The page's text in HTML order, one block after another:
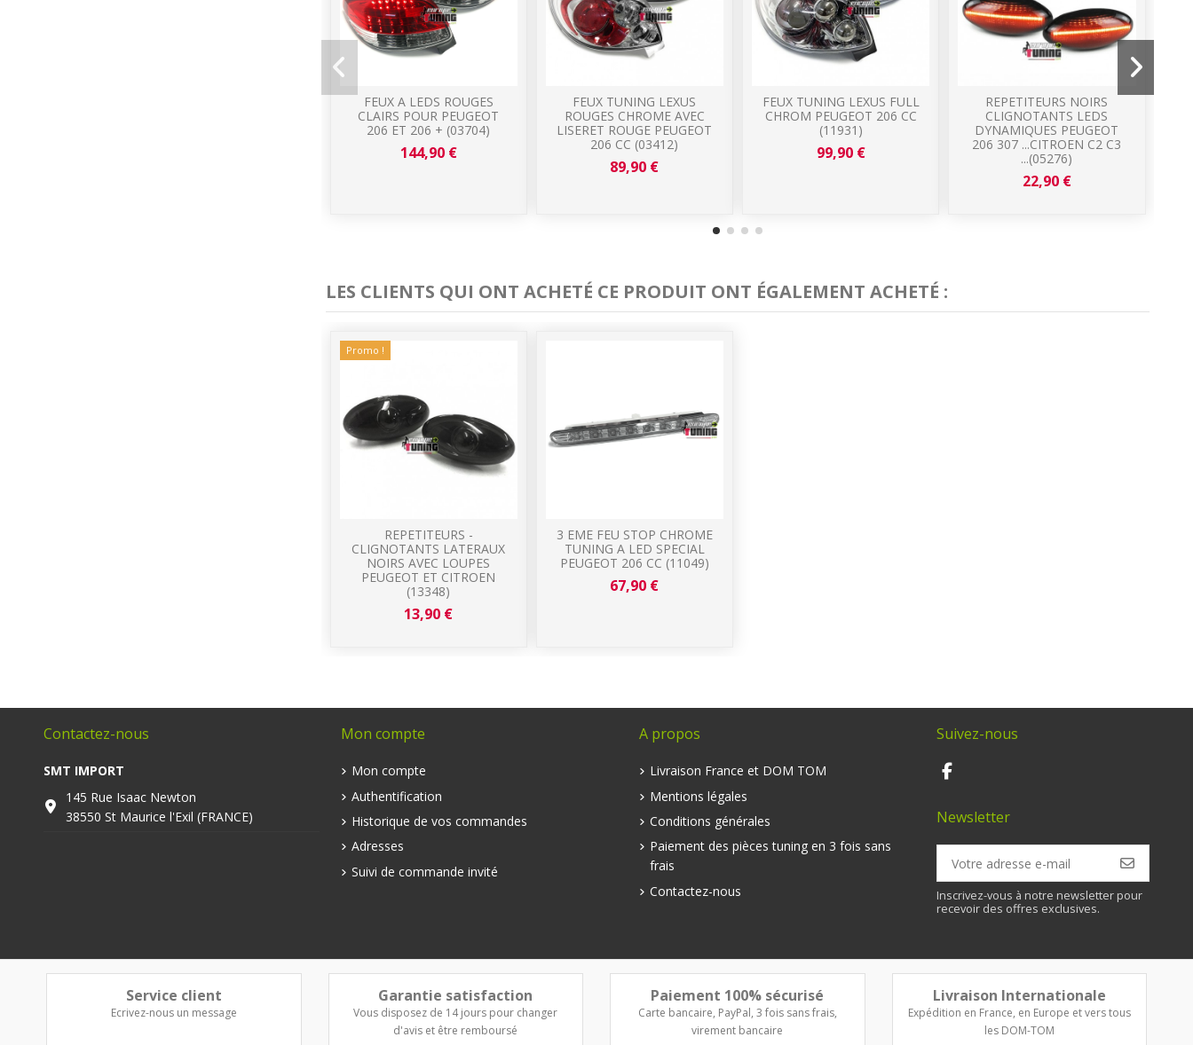
FEUX A LEDS ROUGES
CLAIRS POUR PEUGEOT
206 ET 206 + (03704)
144,90 €
FEUX TUNING LEXUS
ROUGES CHROME AVEC
LISERET ROUGE PEUGEOT
206 CC (03412)
89,90 €
FEUX TUNING LEXUS FULL
CHROM PEUGEOT 206 CC
(11931)
99,90 €
REPETITEURS NOIRS
CLIGNOTANTS LEDS
DYNAMIQUES PEUGEOT
206 307 ...CITROEN C2 C3
...(05276)
22,90 €
LES CLIENTS QUI ONT ACHETÉ CE PRODUIT ONT ÉGALEMENT ACHETÉ :
Promo !
REPETITEURS -
CLIGNOTANTS LATERAUX
NOIRS AVEC LOUPES
PEUGEOT ET CITROEN
(13348)
13,90 €
3 EME FEU STOP CHROME
TUNING A LED SPECIAL
PEUGEOT 206 CC (11049)
67,90 €
Contactez-nous
SMT IMPORT
145 Rue Isaac Newton
38550 St Maurice l'Exil (FRANCE)
Mon compte
Mon compte
Authentification
Historique de vos commandes
Adresses
Suivi de commande invité
A propos
Livraison France et DOM TOM
Mentions légales
Conditions générales
Paiement des pièces tuning en 3 fois sans
frais
Contactez-nous
Suivez-nous
Newsletter
Inscrivez-vous à notre newsletter pour
recevoir des offres exclusives.
Service client
Ecrivez-nous un message
Garantie satisfaction
Vous disposez de 14 jours pour changer
d'avis et être remboursé
Paiement 100% sécurisé
Carte bancaire, PayPal, 3 fois sans frais,
virement bancaire
Livraison Internationale
Expédition en France, en Europe et vers tous
les DOM-TOM